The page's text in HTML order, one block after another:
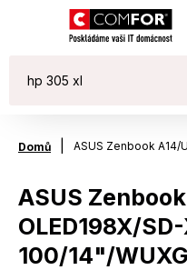
Domů
ASUS
OLED198X/
100/14"/